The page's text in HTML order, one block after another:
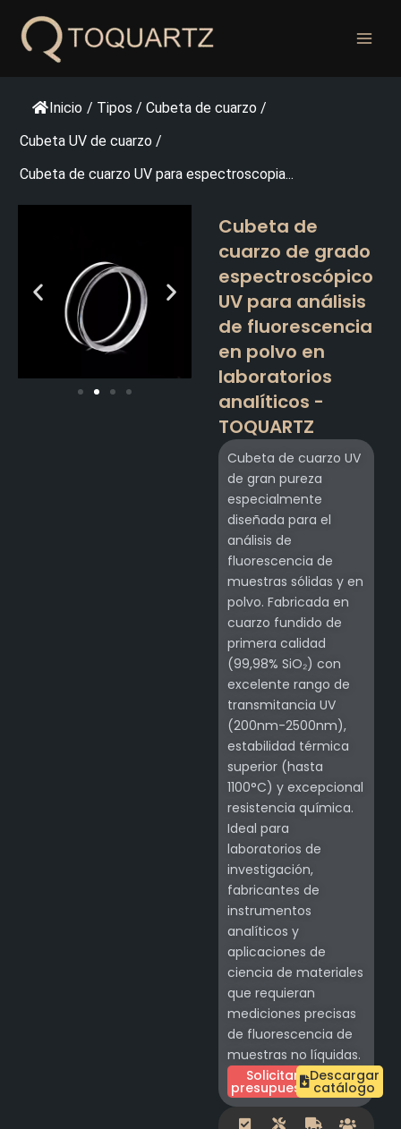
contenido
Inicio / Tipos / Cubeta de cuarzo /
Cubeta UV de cuarzo /
Cubeta de cuarzo UV para espectroscopia...
Cubeta de
cuarzo de grado
espectroscópico
UV para análisis
de fluorescencia
en polvo en
laboratorios
analíticos -
TOQUARTZ
Cubeta de cuarzo UV
de gran pureza
especialmente
diseñada para el
análisis de
fluorescencia de
muestras sólidas y en
polvo. Fabricada en
cuarzo fundido de
primera calidad
(99,98% SiO₂) con
excelente rango de
transmitancia UV
(200nm-2500nm),
estabilidad térmica
superior (hasta
1100°C) y excepcional
resistencia química.
Ideal para
laboratorios de
investigación,
fabricantes de
instrumentos
analíticos y
aplicaciones de
ciencia de materiales
que requieran
mediciones precisas
de fluorescencia de
muestras no líquidas.
Solicitar
presupuesto
Descargar
catálogo